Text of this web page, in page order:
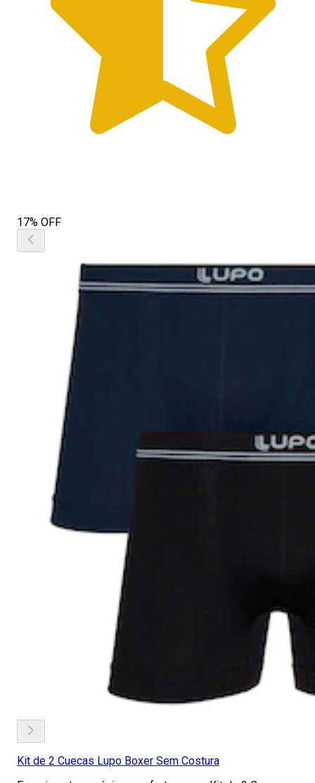
17% OFF
Kit de 2 Cuecas Lupo Boxer Sem Costura